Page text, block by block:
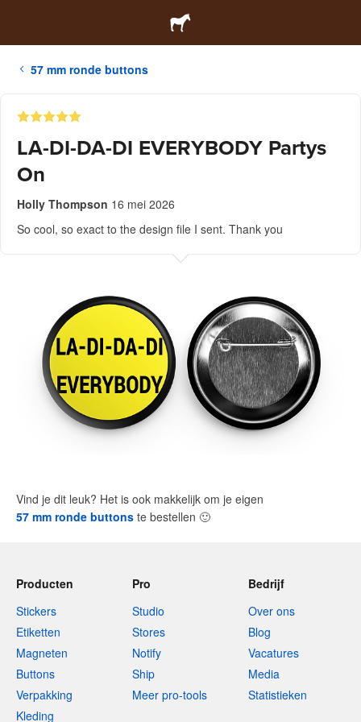
57 mm ronde buttons
LA-DI-DA-DI EVERYBODY Partys
On
Holly Thompson 16 mei 2026
So cool, so exact to the design file I sent. Thank you
Vind je dit leuk? Het is ook makkelijk om je eigen
57 mm ronde buttons te bestellen 🙂
Producten
Stickers
Etiketten
Magneten
Buttons
Verpakking
Kleding
Pro
Studio
Stores
Notify
Ship
Meer pro-tools
Bedrijf
Over ons
Blog
Vacatures
Media
Statistieken